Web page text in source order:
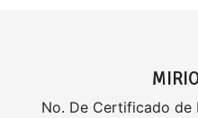
No. De Certificado de